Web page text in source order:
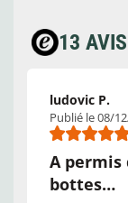
13
ludovic P.
Publié le 08/
A permis
bottes…